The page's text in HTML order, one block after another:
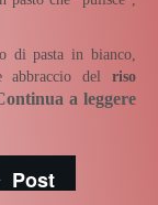
di pasta in bianco,
abbraccio del riso
a leggere
Post